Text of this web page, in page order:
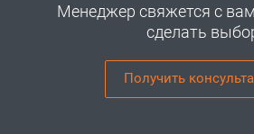
Менеджер свяжется с
сделать
Получить